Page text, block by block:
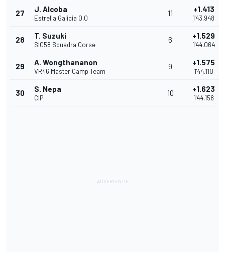
27 J. Alcoba
Estrella Galicia 0,0
11 +1.413
1'43.948
28 T. Suzuki
SIC58 Squadra Corse
6 +1.529
1'44.064
29 A. Wongthananon
VR46 Master Camp Team
9 +1.575
1'44.110
30 S. Nepa
CIP
10 +1.623
1'44.158